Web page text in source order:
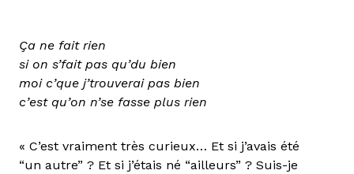
Ça ne fait rien
si on s’fait pas qu’du bien
moi c’que j’trouverai pas bien
c’est qu’on n’se fasse plus rien
« C’est vraiment très curieux… Et si j’avais été
“un autre” ? Et si j’étais né “ailleurs” ? Suis-je